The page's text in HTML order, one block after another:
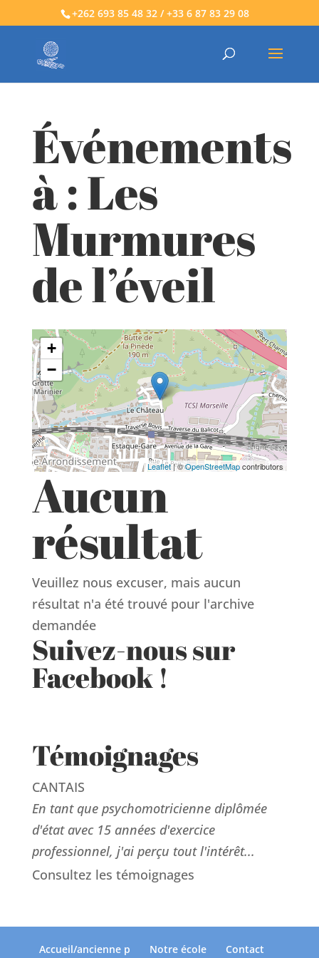
+262 693 85 48 32 / +33 6 87 83 29 08
Événements
à :Les
Murmures
de l’éveil
+
−
Leaflet| ©OpenStreetMapcontributors
Aucun
résultat
Veuillez nous excuser, mais aucun
résultat n'a été trouvé pour l'archive
demandée
Suivez-nous sur
Facebook !
Témoignages
CANTAIS
En tant que psychomotricienne diplômée
d'état avec 15 années d'exercice
professionnel, j'ai perçu tout l'intérêt...
Consultez les témoignages
Accueil/ancienne p Notre école Contact